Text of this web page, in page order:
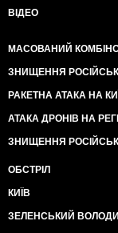
ВІДЕО
МАСОВАНИЙ
ЗНИЩЕННЯ
РАКЕТНА АТАКА НА
АТАКА ДРОНІВ НА
ЗНИЩЕННЯ
ОБСТРІЛ
КИЇВ
ЗЕЛЕНСЬКИЙ